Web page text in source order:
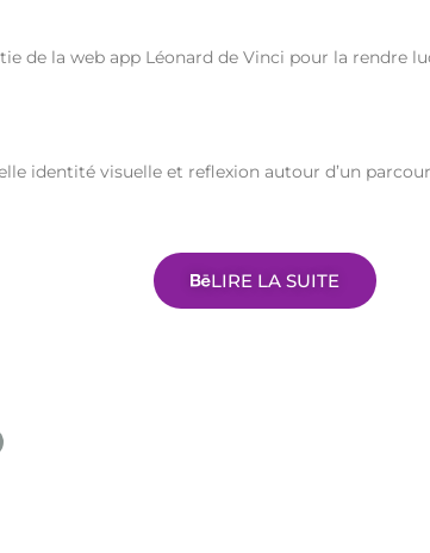
de la web app Léonard de Vinci pour la rendre
identité visuelle et reflexion autour d’un
LIRE LA SUITE